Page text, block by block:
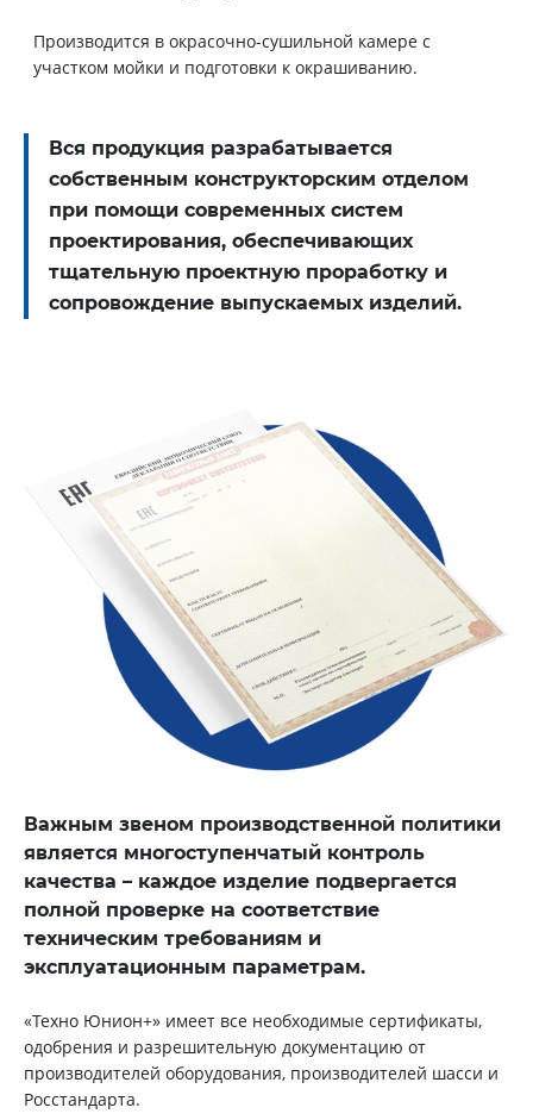
Производится в окрасочно-сушильной камере с
участком мойки и подготовки к окрашиванию.
Вся продукция разрабатывается
собственным конструкторским отделом
при помощи современных систем
проектирования, обеспечивающих
тщательную проектную проработку и
сопровождение выпускаемых изделий.
Важным звеном производственной политики
является многоступенчатый контроль
качества – каждое изделие подвергается
полной проверке на соответствие
техническим требованиям и
эксплуатационным параметрам.
«Техно Юнион+» имеет все необходимые сертификаты,
одобрения и разрешительную документацию от
производителей оборудования, производителей шасси и
Росстандарта.